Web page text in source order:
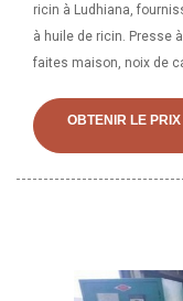
ricin à Ludhiana,
à huile de ricin. Presse
faites maison, noix de
ensemble 1 ensemble
OBTENIR LE PRIX